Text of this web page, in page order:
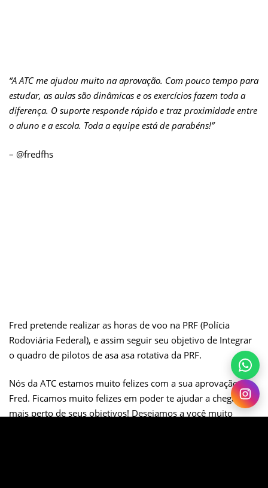
“A ATC me ajudou muito na aprovação. Com pouco tempo para
estudar, as aulas são dinâmicas e os exercícios fazem toda a
diferença. O suporte responde rápido e traz proximidade entre
o aluno e a escola. Toda a equipe está de parabéns!”
– @fredfhs
Fred pretende realizar as horas de voo na PRF (Polícia
Rodoviária Federal), e assim seguir seu objetivo de Integrar
o quadro de pilotos de asa asa rotativa da PRF.
Nós da ATC estamos muito felizes com a sua aprovação,
Fred. Ficamos muito felizes em poder te ajudar a chegar
mais perto de seus objetivos! Desejamos a você muito